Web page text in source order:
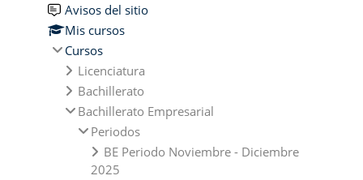
Avisos del sitio
Mis cursos
Cursos
Licenciatura
Bachillerato
Bachillerato Empresarial
Periodos
BE Periodo Noviembre - Diciembre
2025